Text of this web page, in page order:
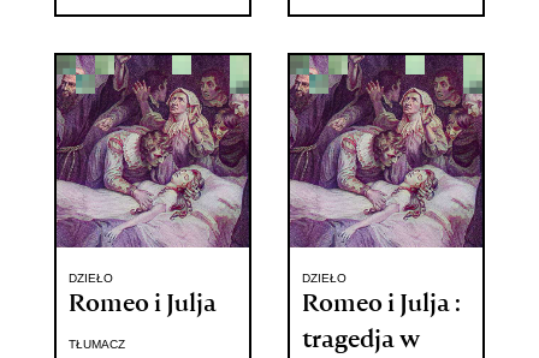
DZIEŁO
Romeo i Julja
TŁUMACZ
DZIEŁO
Romeo i Julja :
tragedja w